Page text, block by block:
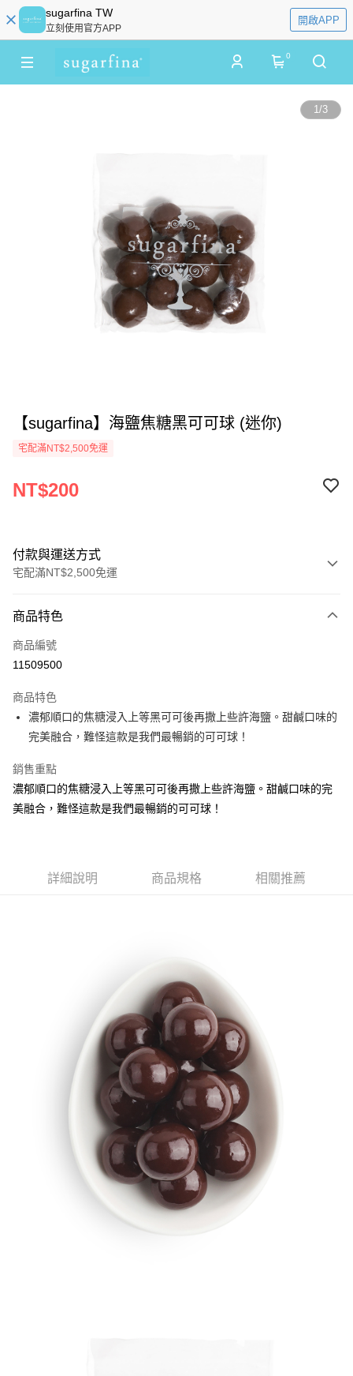
sugarfina TW
立刻使用官方APP
開啟APP
0
1/3
【sugarfina】海鹽焦糖黑可可球 (迷你)
宅配滿NT$2,500免運
NT$200
付款與運送方式
宅配滿NT$2,500免運
信用卡一次付款
信用卡分期付款
合作金庫商業銀行
華南商業銀行
彰化商業銀行
上海商業儲蓄銀行
台北富邦商業銀行
臺灣中小企業銀行
匯豐（台灣）商業銀行
華泰商業銀行
聯邦商業銀行
遠東國際商業銀行
台灣樂天信用卡公司
Apple Pay
ATM付款
運送方式
冷藏宅配
商品特色
商品編號
11509500
商品特色
濃郁順口的焦糖浸入上等黑可可後再撒上些許海鹽。甜鹹口味的
完美融合，難怪這款是我們最暢銷的可可球！
銷售重點
濃郁順口的焦糖浸入上等黑可可後再撒上些許海鹽。甜鹹口味的完
美融合，難怪這款是我們最暢銷的可可球！
詳細說明 商品規格 相關推薦